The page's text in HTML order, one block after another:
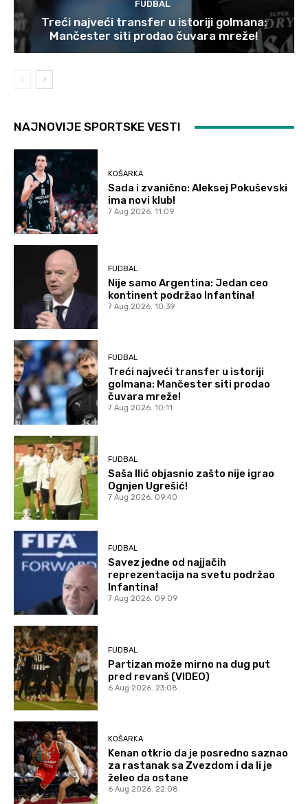
FUDBAL
Treći najveći transfer u istoriji golmana:
Mančester siti prodao čuvara mreže!
NAJNOVIJE SPORTSKE VESTI
KOŠARKA
Sada i zvanično: Aleksej Pokuševski
ima novi klub!
7 Aug 2026. 11:09
FUDBAL
Nije samo Argentina: Jedan ceo
kontinent podržao Infantina!
7 Aug 2026. 10:39
FUDBAL
Treći najveći transfer u istoriji
golmana: Mančester siti prodao
čuvara mreže!
7 Aug 2026. 10:11
FUDBAL
Saša Ilić objasnio zašto nije igrao
Ognjen Ugrešić!
7 Aug 2026. 09:40
FUDBAL
Savez jedne od najjačih
reprezentacija na svetu podržao
Infantina!
7 Aug 2026. 09:09
FUDBAL
Partizan može mirno na dug put
pred revanš (VIDEO)
6 Aug 2026. 23:08
KOŠARKA
Kenan otkrio da je posredno saznao
za rastanak sa Zvezdom i da li je
želeo da ostane
6 Aug 2026. 22:08